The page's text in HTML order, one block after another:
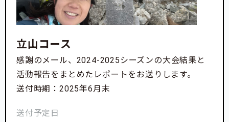
立山コース
感謝のメール、2024-2025シーズンの大会結果と
活動報告をまとめたレポートをお送りします。
送付時期：2025年6月末
送付予定日